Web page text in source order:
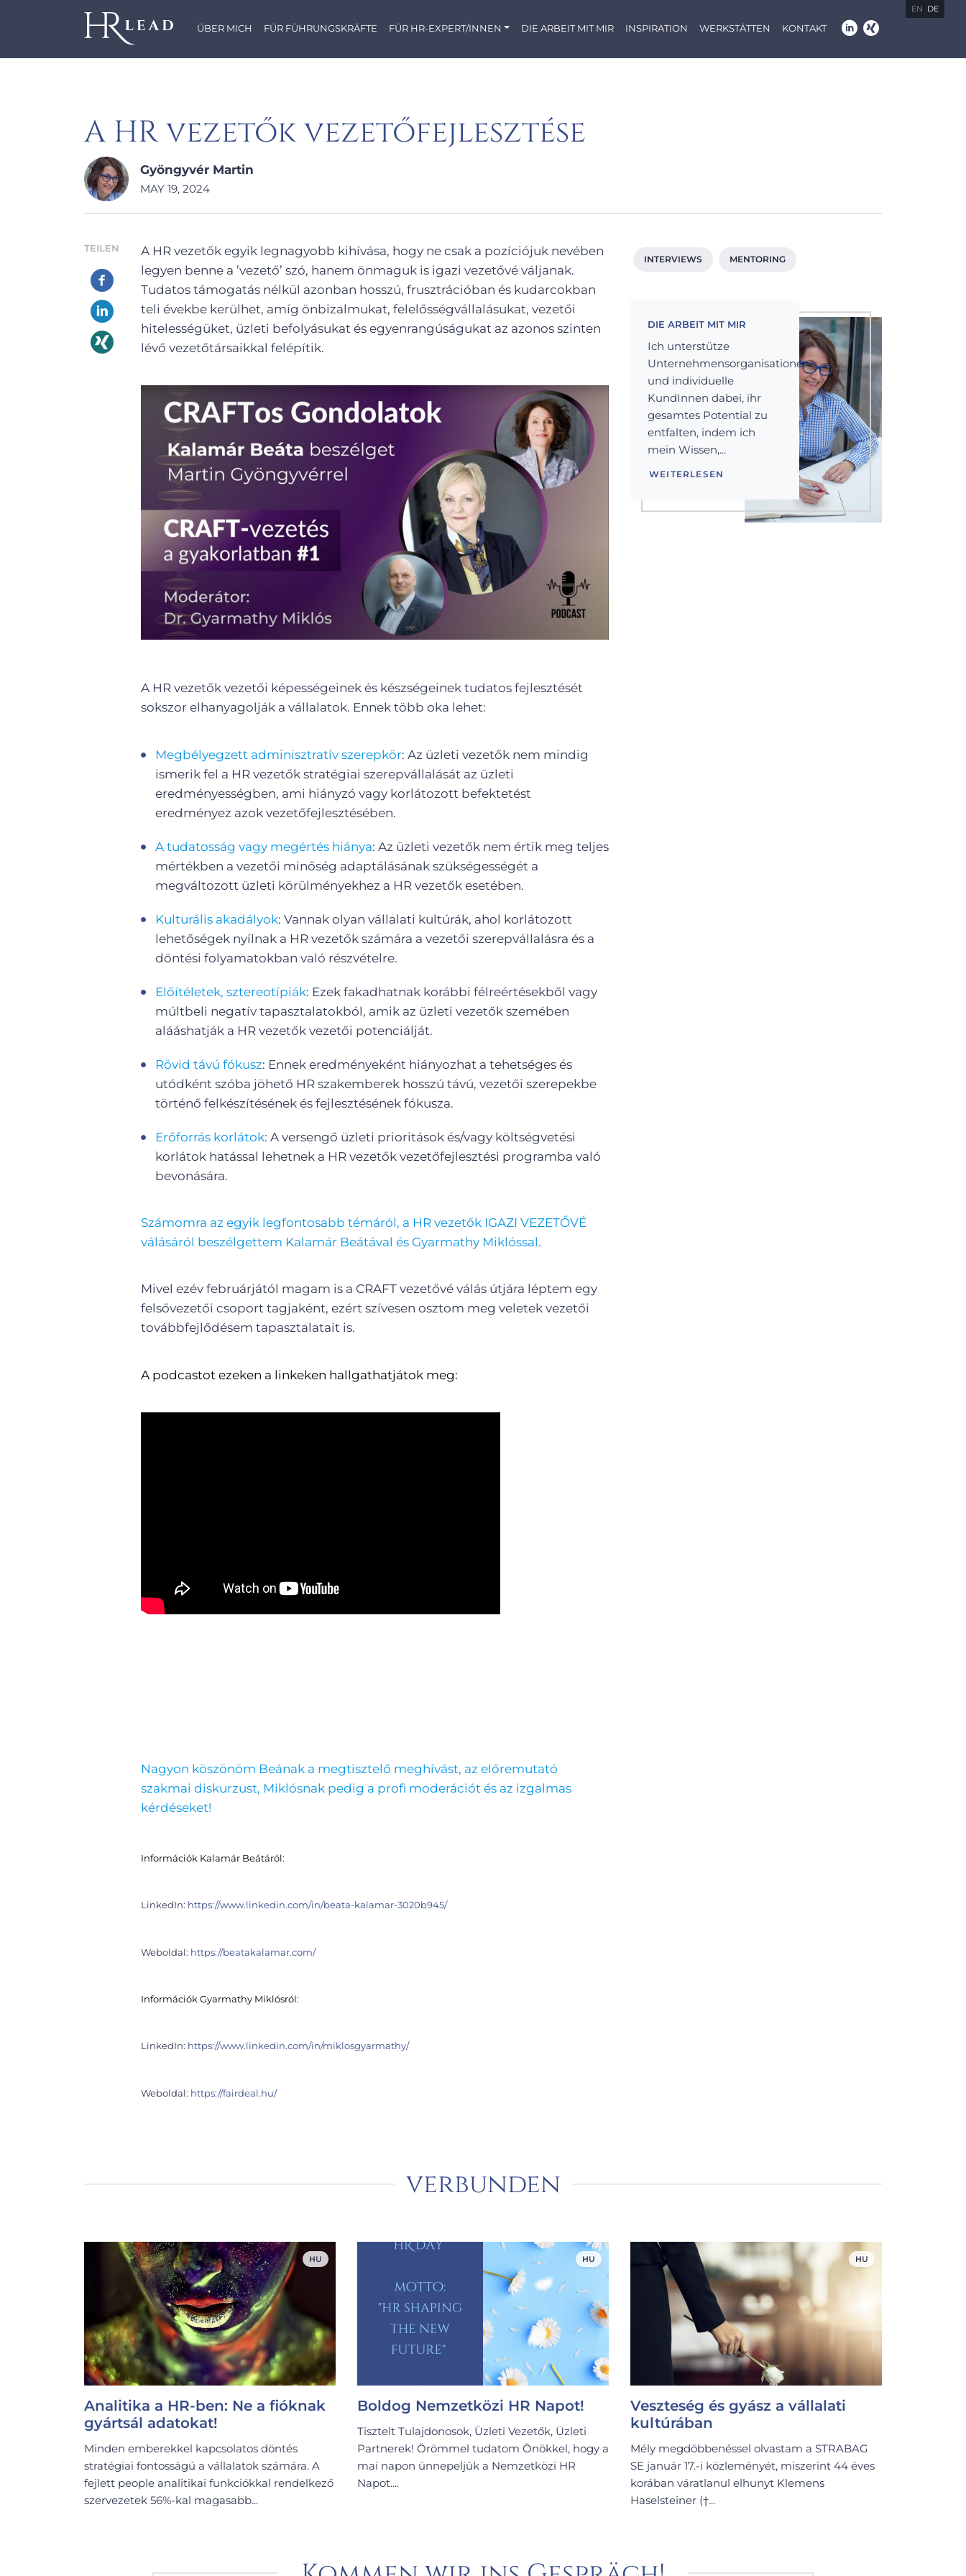
EN DE
ÜBER MICH FÜR FÜHRUNGSKRÄFTE FÜR HR-EXPERT/INNEN DIE ARBEIT MIT MIR INSPIRATION WERKSTÄTTEN KONTAKT
A HR vezetők vezetőfejlesztése
Gyöngyvér Martin
MAY 19, 2024
TEILEN
A HR vezetők egyik legnagyobb kihívása, hogy ne csak a pozíciójuk nevében
legyen benne a ’vezető’ szó, hanem önmaguk is igazi vezetővé váljanak.
Tudatos támogatás nélkül azonban hosszú, frusztrációban és kudarcokban
teli évekbe kerülhet, amíg önbizalmukat, felelősségvállalásukat, vezetői
hitelességüket, üzleti befolyásukat és egyenrangúságukat az azonos szinten
lévő vezetőtársaikkal felépítik.
A HR vezetők vezetői képességeinek és készségeinek tudatos fejlesztését
sokszor elhanyagolják a vállalatok. Ennek több oka lehet:
Megbélyegzett adminisztratív szerepkör: Az üzleti vezetők nem mindig
ismerik fel a HR vezetők stratégiai szerepvállalását az üzleti
eredményességben, ami hiányzó vagy korlátozott befektetést
eredményez azok vezetőfejlesztésében.
A tudatosság vagy megértés hiánya: Az üzleti vezetők nem értik meg teljes
mértékben a vezetői minőség adaptálásának szükségességét a
megváltozott üzleti körülményekhez a HR vezetők esetében.
Kulturális akadályok: Vannak olyan vállalati kultúrák, ahol korlátozott
lehetőségek nyílnak a HR vezetők számára a vezetői szerepvállalásra és a
döntési folyamatokban való részvételre.
Előítéletek, sztereotípiák: Ezek fakadhatnak korábbi félreértésekből vagy
múltbeli negatív tapasztalatokból, amik az üzleti vezetők szemében
alááshatják a HR vezetők vezetői potenciálját.
Rövid távú fókusz: Ennek eredményeként hiányozhat a tehetséges és
utódként szóba jöhető HR szakemberek hosszú távú, vezetői szerepekbe
történő felkészítésének és fejlesztésének fókusza.
Erőforrás korlátok: A versengő üzleti prioritások és/vagy költségvetési
korlátok hatással lehetnek a HR vezetők vezetőfejlesztési programba való
bevonására.
Számomra az egyik legfontosabb témáról, a HR vezetők IGAZI VEZETŐVÉ
válásáról beszélgettem Kalamár Beátával és Gyarmathy Miklóssal.
Mivel ezév februárjától magam is a CRAFT vezetővé válás útjára léptem egy
felsővezetői csoport tagjaként, ezért szívesen osztom meg veletek vezetői
továbbfejlődésem tapasztalatait is.
A podcastot ezeken a linkeken hallgathatjátok meg:
Nagyon köszönöm Beának a megtisztelő meghívást, az előremutató
szakmai diskurzust, Miklósnak pedig a profi moderációt és az izgalmas
kérdéseket!
Információk Kalamár Beátáról:
LinkedIn: https://www.linkedin.com/in/beata-kalamar-3020b945/
Weboldal: https://beatakalamar.com/
Információk Gyarmathy Miklósról:
LinkedIn: https://www.linkedin.com/in/miklosgyarmathy/
Weboldal: https://fairdeal.hu/
INTERVIEWS MENTORING
DIE ARBEIT MIT MIR
Ich unterstütze
Unternehmensorganisationen
und individuelle
KundInnen dabei, ihr
gesamtes Potential zu
entfalten, indem ich
mein Wissen,...
WEITERLESEN
verbunden
HU
Analitika a HR-ben: Ne a fióknak
gyártsál adatokat!
Minden emberekkel kapcsolatos döntés
stratégiai fontosságú a vállalatok számára. A
fejlett people analitikai funkciókkal rendelkező
szervezetek 56%-kal magasabb...
HU
Boldog Nemzetközi HR Napot!
Tisztelt Tulajdonosok, Üzleti Vezetők, Üzleti
Partnerek! Örömmel tudatom Önökkel, hogy a
mai napon ünnepeljük a Nemzetközi HR
Napot....
HU
Veszteség és gyász a vállalati
kultúrában
Mély megdöbbenéssel olvastam a STRABAG
SE január 17.-i közleményét, miszerint 44 éves
korában váratlanul elhunyt Klemens
Haselsteiner (†...